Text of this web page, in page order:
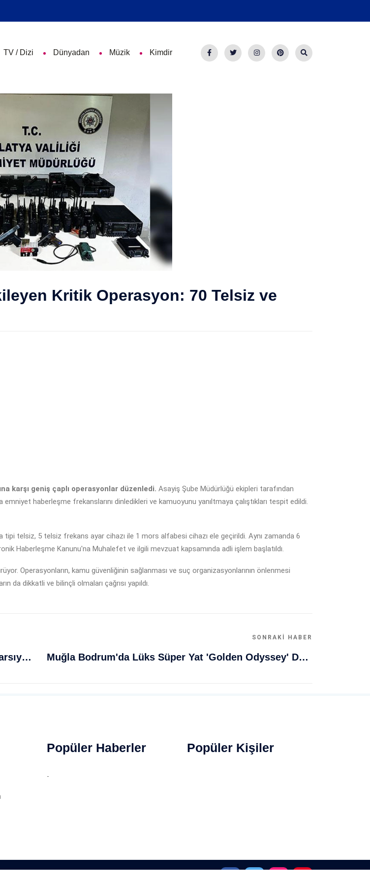
TV / Dizi Dünyadan Müzik Kimdir
Kritik Operasyon: 70 Telsiz ve
karşı geniş çaplı operasyonlar düzenledi. Asayiş Şube Müdürlüğü ekipleri tarafından
haberleşme frekanslarını dinledikleri ve kamuoyunu yanıltmaya çalıştıkları tespit edildi.
telsiz, 5 telsiz frekans ayar cihazı ile 1 mors alfabesi cihazı ele geçirildi. Aynı zamanda 6
Haberleşme Kanunu'na Muhalefet ve ilgili mevzuat kapsamında adli işlem başlatıldı.
Operasyonların, kamu güvenliğinin sağlanması ve suç organizasyonlarının önlenmesi
da dikkatli ve bilinçli olmaları çağrısı yapıldı.
İsrail'in Gazze Operasyonları Dünya Gündemini Sarsıyor: Friedman'dan Çarpıcı Açıklamalar
SONRAKI HABER
Muğla Bodrum'da Lüks Süper Yat 'Golden Odyssey' Demirledi
Popüler Haberler
-
Popüler Kişiler